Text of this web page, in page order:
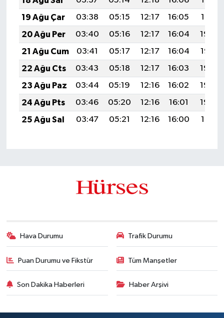
19 Ağu Çar
03:38 05:15 12:17 16:05
19:10
20 Ağu Per
03:40 05:16 12:17 16:04
19:09
21 Ağu Cum
03:41 05:17 12:17 16:04
19:07
22 Ağu Cts
03:43 05:18 12:17 16:03
19:06
23 Ağu Paz
03:44 05:19 12:16 16:02
19:04
24 Ağu Pts
03:46 05:20 12:16 16:01
19:03
25 Ağu Sal
03:47 05:21 12:16 16:00 19:01
Hava Durumu Trafik Durumu
Puan Durumu ve Fikstür Tüm Manşetler
Son Dakika Haberleri Haber Arşivi